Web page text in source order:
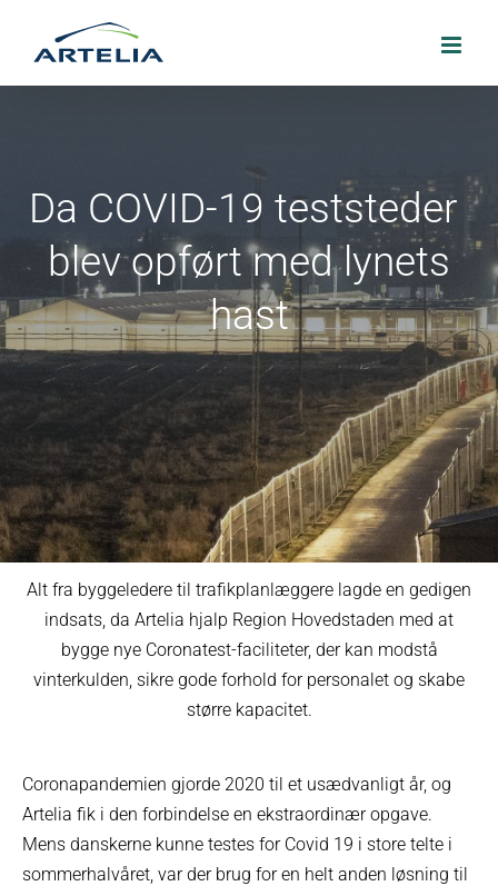
Da COVID-19 teststeder
blev opført med lynets
hast
Alt fra byggeledere til trafikplanlæggere lagde en gedigen
indsats, da Artelia hjalp Region Hovedstaden med at
bygge nye Coronatest-faciliteter, der kan modstå
vinterkulden, sikre gode forhold for personalet og skabe
større kapacitet.
Coronapandemien gjorde 2020 til et usædvanligt år, og
Artelia fik i den forbindelse en ekstraordinær opgave.
Mens danskerne kunne testes for Covid 19 i store telte i
sommerhalvåret, var der brug for en helt anden løsning til